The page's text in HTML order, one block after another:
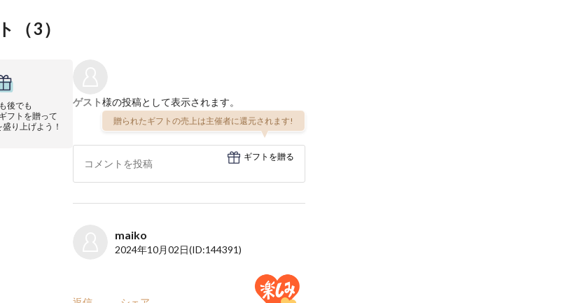
（3）
後でも
フトを贈って
り上げよう！
ゲスト様の投稿として表示されます。
贈られたギフトの売上は主催者に還元されます!
ギフトを贈る
maiko
2024年10月02日(ID:144391)